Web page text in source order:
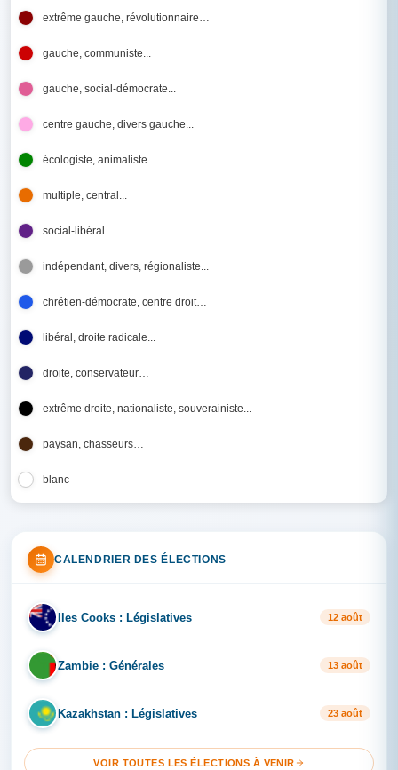
extrême gauche, révolutionnaire…
gauche, communiste...
gauche, social-démocrate...
centre gauche, divers gauche...
écologiste, animaliste...
multiple, central...
social-libéral…
indépendant, divers, régionaliste...
chrétien-démocrate, centre droit…
libéral, droite radicale...
droite, conservateur…
extrême droite, nationaliste, souverainiste...
paysan, chasseurs…
blanc
CALENDRIER DES ÉLECTIONS
IL Iles Cooks : Législatives 12 août
ZA Zambie : Générales 13 août
KA Kazakhstan : Législatives 23 août
VOIR TOUTES LES ÉLECTIONS À VENIR